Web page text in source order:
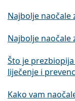
Najbolje naočale
Najbolje naočale
Što je
liječenje i
Kako vam